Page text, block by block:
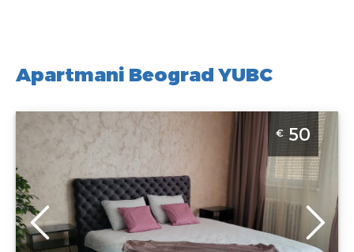
Apartmani Beograd YUBC
Studio Apartman Aqua 3 Beograd Novi Beograd.
Studio apartman sa đakuzijem, veličine 33 m2 i idealan
za odmor i boravak do 2 osobe.
Beograd
Lokacija:
Beograd Novi
Beograd
Gosti: 2
Kvadratura : 33
m2
€50